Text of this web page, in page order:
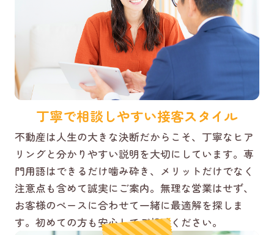
丁寧で相談しやすい接客スタイル
不動産は人生の大きな決断だからこそ、丁寧なヒア
リングと分かりやすい説明を大切にしています。専
門用語はできるだけ噛み砕き、メリットだけでなく
注意点も含めて誠実にご案内。無理な営業はせず、
お客様のペースに合わせて一緒に最適解を探しま
す。初めての方も安心してご相談ください。